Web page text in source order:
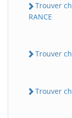
Trouver
RANCE
Trouver
Trouver